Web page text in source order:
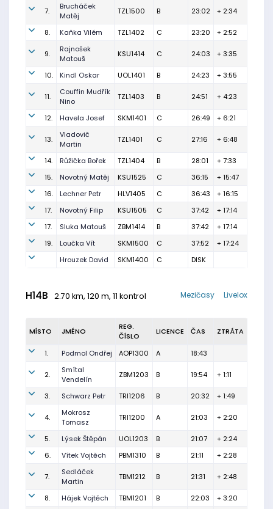
7.
Brucháček
Matěj
TZL1500 B 23:02 + 2:34
8. Kaňka Vilém TZL1402 C 23:20 + 2:52
9.
Rajnošek
Matouš
KSU1414 C 24:03 + 3:35
10. Kindl Oskar UOL1401 B 24:23 + 3:55
11.
Couffin Mudřík
Nino
TZL1403 B 24:51 + 4:23
12. Havela Josef SKM1401 C 26:49 + 6:21
13.
Vladovič
Martin
TZL1401 C 27:16 + 6:48
14. Růžička Bořek TZL1404 B 28:01
+ 7:33
15.
Novotný Matěj KSU1525 C 36:15
+ 15:47
16.
Lechner Petr HLV1405 C 36:43
+ 16:15
17.
Novotný Filip KSU1505 C 37:42
+ 17:14
17.
Sluka Matouš ZBM1414 B 37:42
+ 17:14
19.
Loučka Vít SKM1500 C 37:52
+ 17:24
Hrouzek David
SKM1400 C DISK
H14B 2.70 km, 120 m, 11 kontrol Livelox
Mezičasy
MÍSTO JMÉNO
REG.
ČÍSLO
LICENCE ČAS ZTRÁTA
1. Podmol Ondřej AOP1300 A 18:43
2.
Smítal
Vendelín
ZBM1203 B 19:54 + 1:11
3. Schwarz Petr TRI1206 B 20:32 + 1:49
4.
Mokrosz
Tomasz
TRI1200 A 21:03 + 2:20
5. Lýsek Štěpán UOL1203 B 21:07
+ 2:24
6.
Vítek Vojtěch PBM1310 B 21:11 + 2:28
7.
Sedláček
Martin
TBM1212 B 21:31 + 2:48
8. Hájek Vojtěch TBM1201 B 22:03
+ 3:20